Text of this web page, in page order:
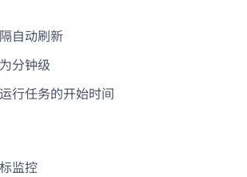
自动刷新
分钟级
行任务的开始时间
监控